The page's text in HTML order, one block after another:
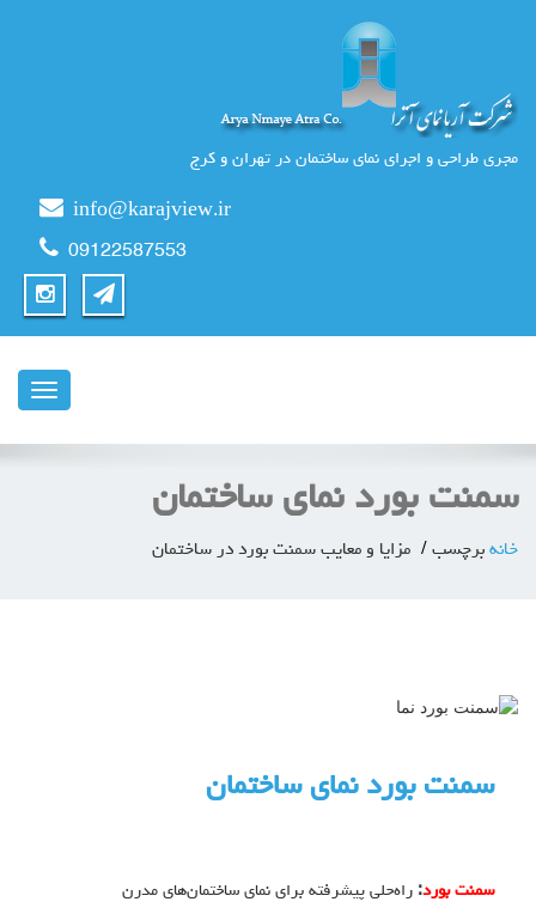
مجری طراحی و اجرای نمای ساختمان در تهران و کرج
info@karajview.ir
09122587553
ناوبری
سمنت بورد نمای ساختمان
خانه برچسب مزایا و معایب سمنت بورد در ساختمان
سمنت بورد نمای ساختمان
سمنت بورد: راه‌حلی پیشرفته برای نمای ساختمان‌های مدرن